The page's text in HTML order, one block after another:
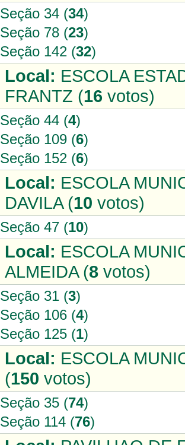
Seção 34 (34)
Seção 78 (23)
Seção 142 (32)
Local: ESCOLA
FRANTZ (16 votos)
Seção 44 (4)
Seção 109 (6)
Seção 152 (6)
Local: ESCOLA
DAVILA (10 votos)
Seção 47 (10)
Local: ESCOLA
ALMEIDA (8 votos)
Seção 31 (3)
Seção 106 (4)
Seção 125 (1)
Local: ESCOLA
(150 votos)
Seção 35 (74)
Seção 114 (76)